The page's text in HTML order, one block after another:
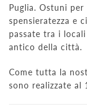
Puglia. Ostuni
spensieratezza e
passate tra i
antico della città.
Come tutta la
sono realizzate al